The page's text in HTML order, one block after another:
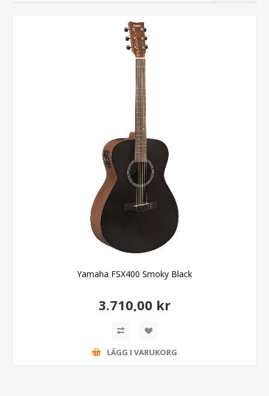
Yamaha FSX400 Smoky Black
3.710,00 kr
LÄGG I VARUKORG